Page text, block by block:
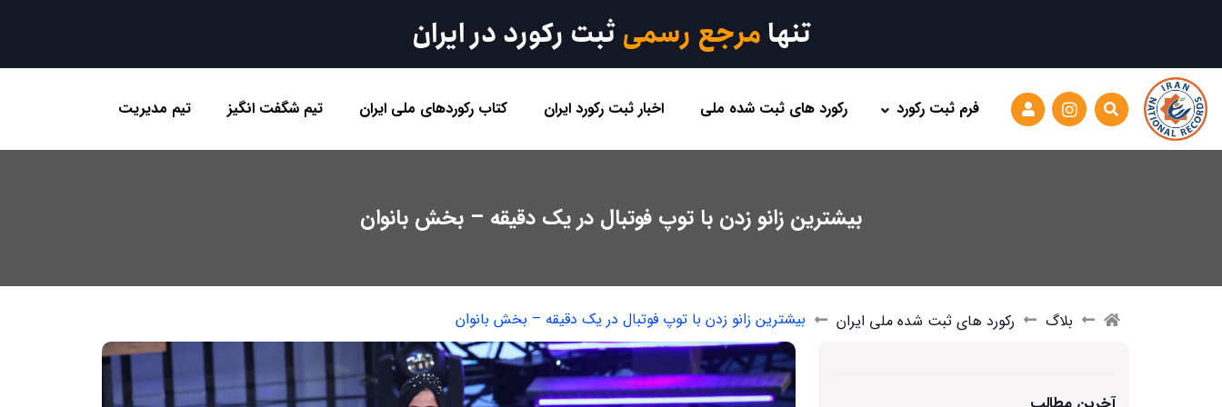
تنهامرجع رسمیثبت رکورد در ایران
فرم ثبت رکورد رکورد های ثبت شده ملی اخبار ثبت رکورد ایران کتاب رکوردهای ملی ایران تیم شگفت انگیز تیم مدیریت
بیشترین زانو زدن با توپ فوتبال در یک دقیقه – بخش بانوان
بلاگ رکورد های ثبت شده ملی ایران بیشترین زانو زدن با توپ فوتبال در یک دقیقه – بخش بانوان